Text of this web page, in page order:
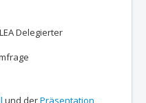
Delegierter
und derPräsentation